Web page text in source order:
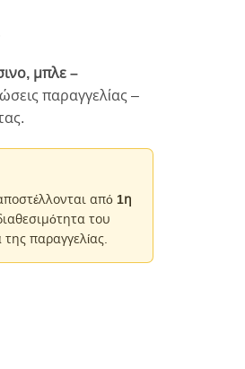
μπλε –
παραγγελίας –
από 1η
του
παραγγελίας.